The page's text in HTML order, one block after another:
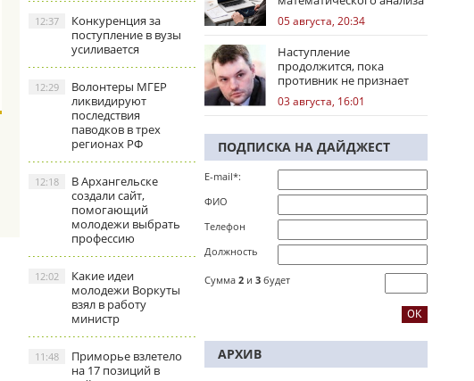
Конкуренция за
поступление в вузы
усиливается
12:37
Волонтеры МГЕР
ликвидируют
последствия
паводков в трех
регионах РФ
12:29
В Архангельске
создали сайт,
помогающий
молодежи выбрать
профессию
12:18
Какие идеи
молодежи Воркуты
взял в работу
министр
12:02
Приморье взлетело
на 17 позиций в
11:48
избирательных кампаний
05 августа, 20:34
Наступление
продолжится, пока
противник не признает
стратегическое
поражение
03 августа, 16:01
ПОДПИСКА НА ДАЙДЖЕСТ
E-mail*:
ФИО
Телефон
Должность
Сумма 2 и 3 будет
АРХИВ